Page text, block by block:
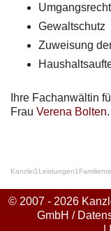
Umgangsrecht
Gewaltschutz
Zuweisung
Ihre Fachanwältin
Frau Verena Bolten.
Kanzlei1 Leistungen1
© 2007 - 2026
GmbH /